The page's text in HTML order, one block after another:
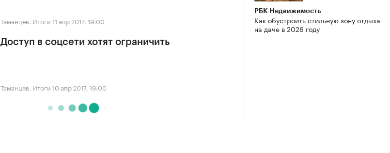
Таманцев. Итоги 11 апр 2017, 19:00
Доступ в соцсети хотят ограничить
Таманцев. Итоги 10 апр 2017, 19:00
РБК Недвижимость
Как обустроить стильную зону отдыха
на даче в 2026 году